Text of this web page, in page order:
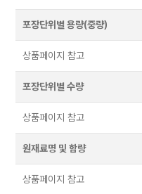
포장단위별 용량(중량)
상품페이지 참고
포장단위별 수량
상품페이지 참고
원재료명 및 함량
상품페이지 참고